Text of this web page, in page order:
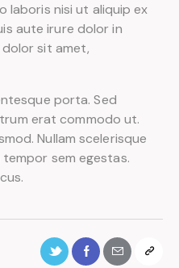
laboris nisi ut aliquip ex
aute irure dolor in
sit amet,
porta. Sed
erat commodo ut.
Nullam scelerisque
sem egestas.